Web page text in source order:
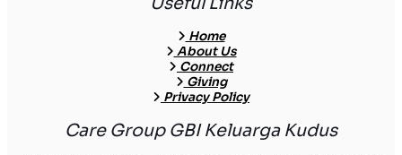
Home
About Us
Connect
Giving
Privacy Policy
Care Group GBI Keluarga Kudus